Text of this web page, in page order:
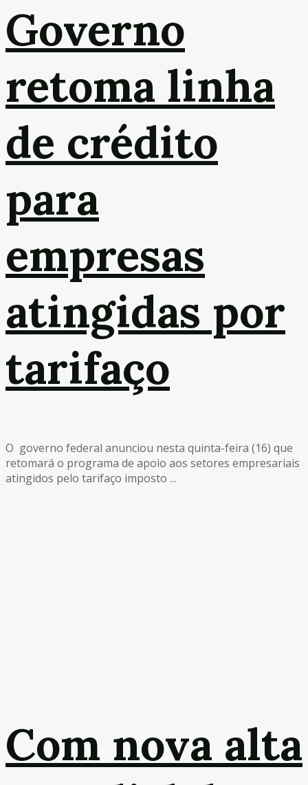
Governo
retoma linha
de crédito
para
empresas
atingidas por
tarifaço
O governo federal anunciou nesta quinta-feira (16) que
retomará o programa de apoio aos setores empresariais
atingidos pelo tarifaço imposto ...
Com nova alta